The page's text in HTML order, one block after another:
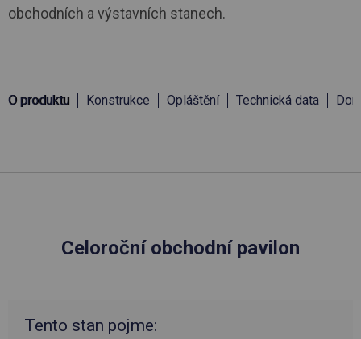
obchodních a výstavních stanech.
O produktu Konstrukce Opláštění Technická data
Celoroční obchodní pavilon
Tento stan pojme: